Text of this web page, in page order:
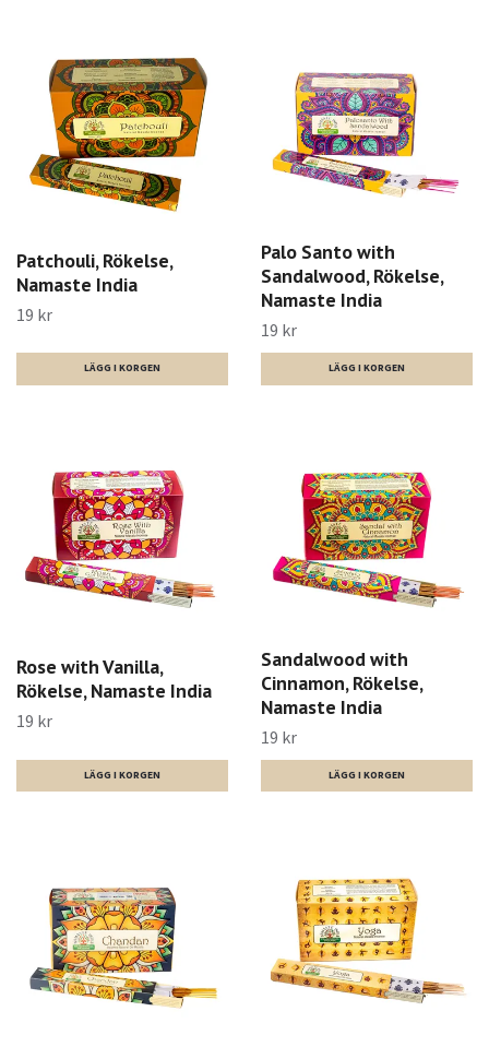
Patchouli, Rökelse,
Namaste India
19 kr
Palo Santo with
Sandalwood, Rökelse,
Namaste India
19 kr
Rose with Vanilla,
Rökelse, Namaste India
19 kr
Sandalwood with
Cinnamon, Rökelse,
Namaste India
19 kr